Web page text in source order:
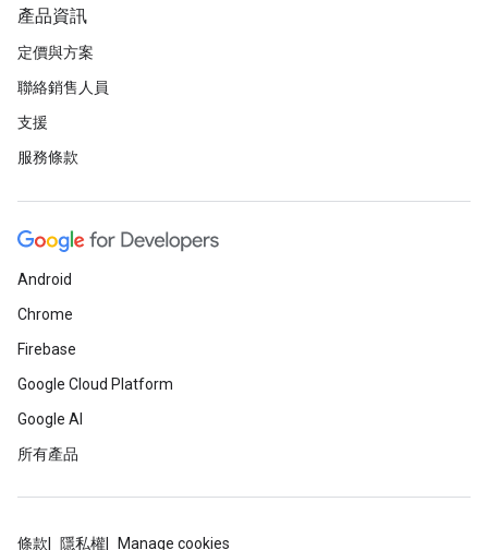
產品資訊
定價與方案
聯絡銷售人員
支援
服務條款
Android
Chrome
Firebase
Google Cloud Platform
Google AI
所有產品
條款 隱私權 Manage cookies